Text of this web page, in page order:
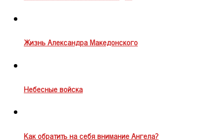
Жизнь Александра Македонского
Небесные войска
Как обратить на себя внимание Ангела?